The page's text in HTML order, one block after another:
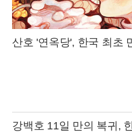
산호 '연옥당', 한국 최초
강백호 11일 만의 복귀,